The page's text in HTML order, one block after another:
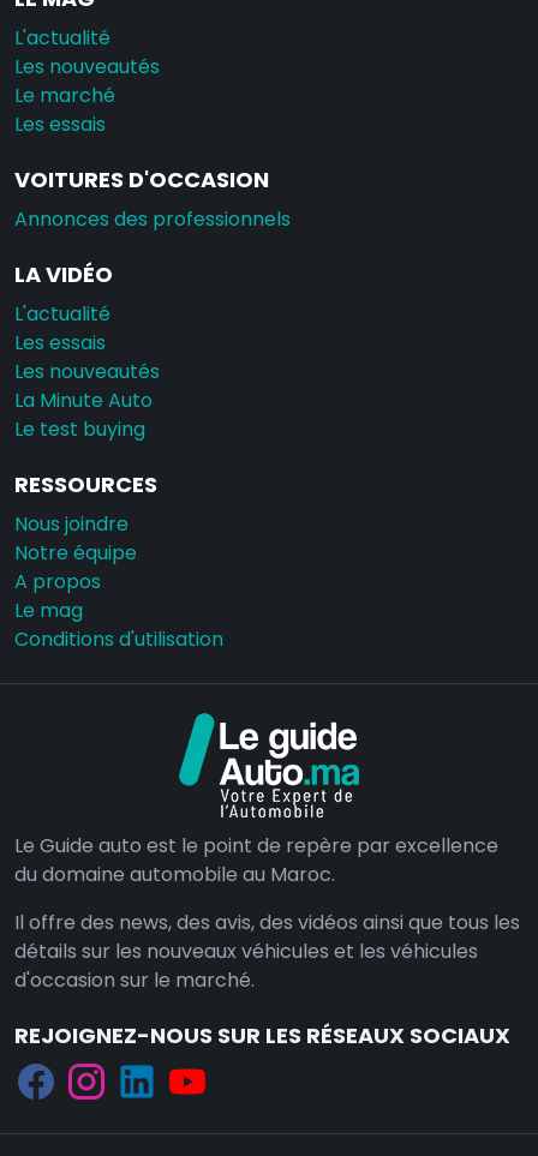
L'actualité
Les nouveautés
Le marché
Les essais
VOITURES D'OCCASION
Annonces des professionnels
LA VIDÉO
L'actualité
Les essais
Les nouveautés
La Minute Auto
Le test buying
RESSOURCES
Nous joindre
Notre équipe
A propos
Le mag
Conditions d'utilisation
Le Guide auto est le point de repère par excellence
du domaine automobile au Maroc.
Il offre des news, des avis, des vidéos ainsi que tous les
détails sur les nouveaux véhicules et les véhicules
d'occasion sur le marché.
REJOIGNEZ-NOUS SUR LES RÉSEAUX SOCIAUX